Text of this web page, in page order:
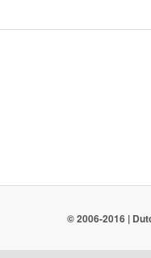
© 2006-2016 |